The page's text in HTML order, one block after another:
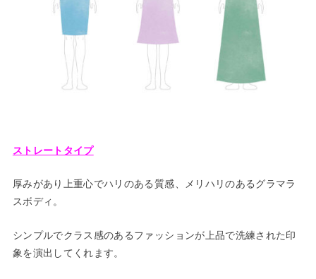
ストレートタイプ
厚みがあり上重心でハリのある質感、メリハリのあるグラマラ
スボディ。
シンプルでクラス感のあるファッションが上品で洗練された印
象を演出してくれます。